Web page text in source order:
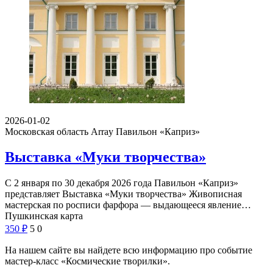
2026-01-02
Московская область Array Павильон «Каприз»
Выставка «Муки творчества»
С 2 января по 30 декабря 2026 года Павильон «Каприз»
представляет Выставка «Муки творчества» Живописная
мастерская по росписи фарфора — выдающееся явление…
Пушкинская карта
350 ₽ 5 0
На нашем сайте вы найдете всю информацию про событие
мастер-класс «Космические творилки».